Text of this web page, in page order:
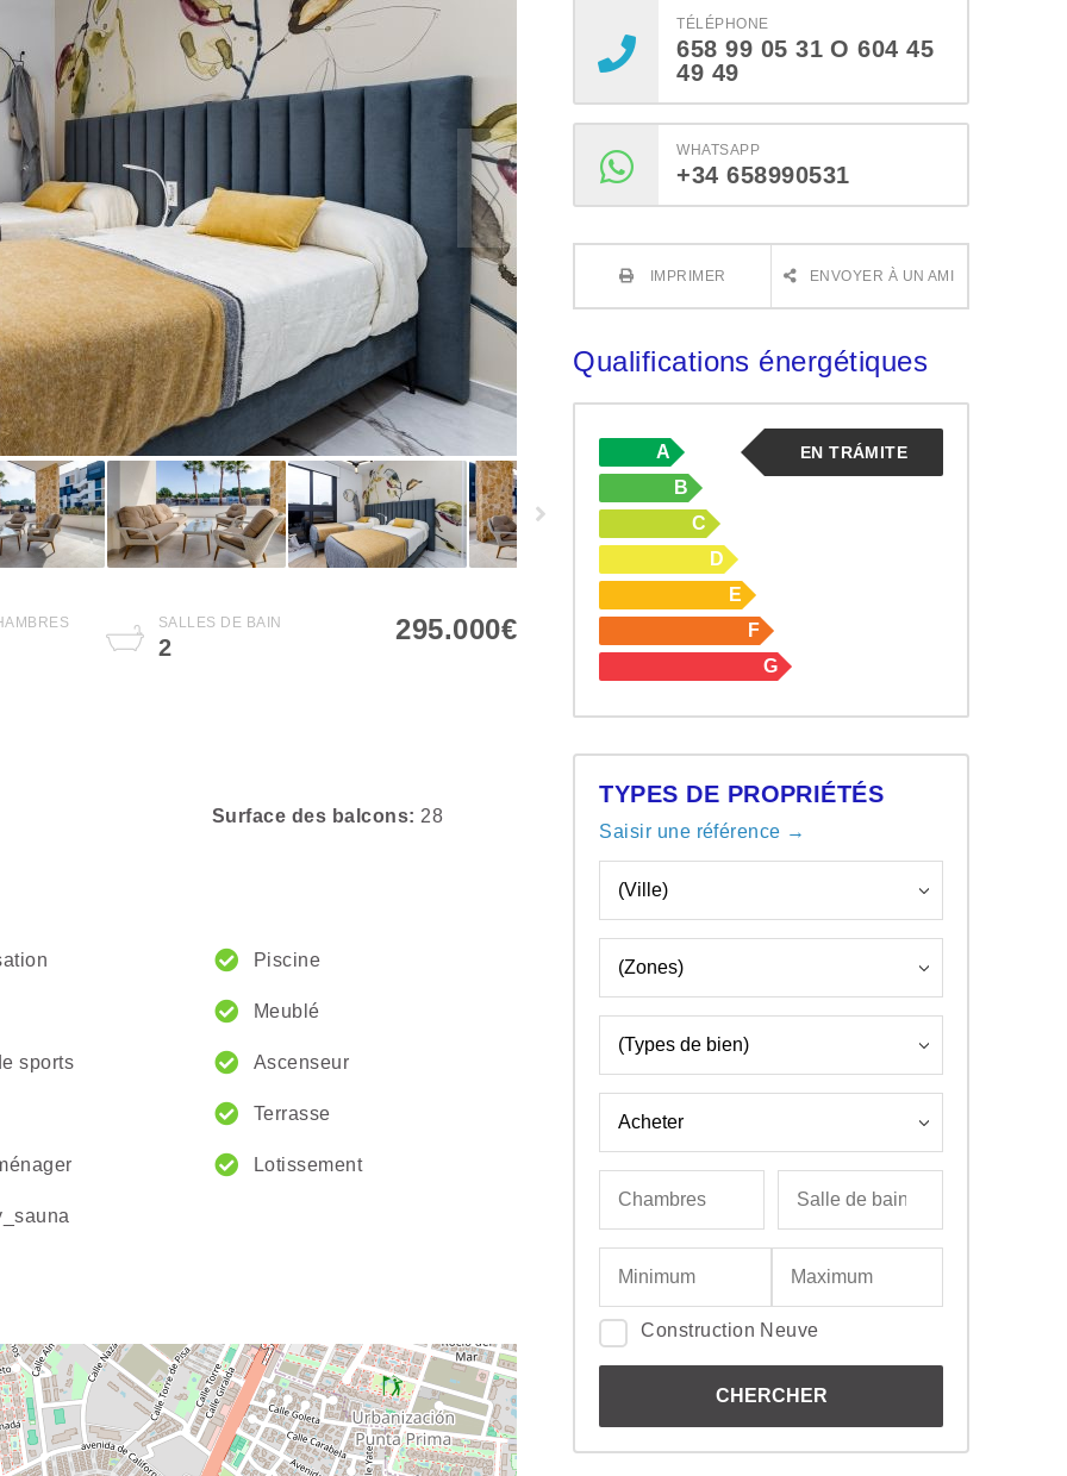
295.000€
SALLES DE BAIN
2
Surface des balcons 28
Piscine
Meublé
sports Ascenseur
Terrasse
Lotissement
TÉLÉPHONE
658 99 05 31 O 604 45
49 49
WHATSAPP
+34 658990531
IMPRIMER ENVOYER À UN AMI
Qualifications énergétiques
EN TRÁMITE
A
B
C
D
E
F
G
TYPES DE PROPRIÉTÉS
Saisir une référence →
Construction Neuve